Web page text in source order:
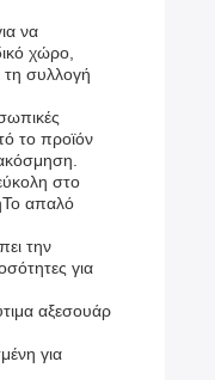
να
χώρο,
τη συλλογή
το προϊόν
στο
απαλό
την
για
αξεσουάρ
για